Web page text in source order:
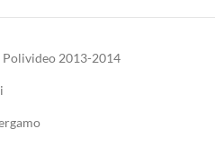
Polivideo 2013-2014